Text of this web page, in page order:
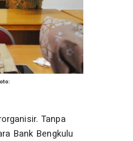
Tanpa
Bank Bengkulu